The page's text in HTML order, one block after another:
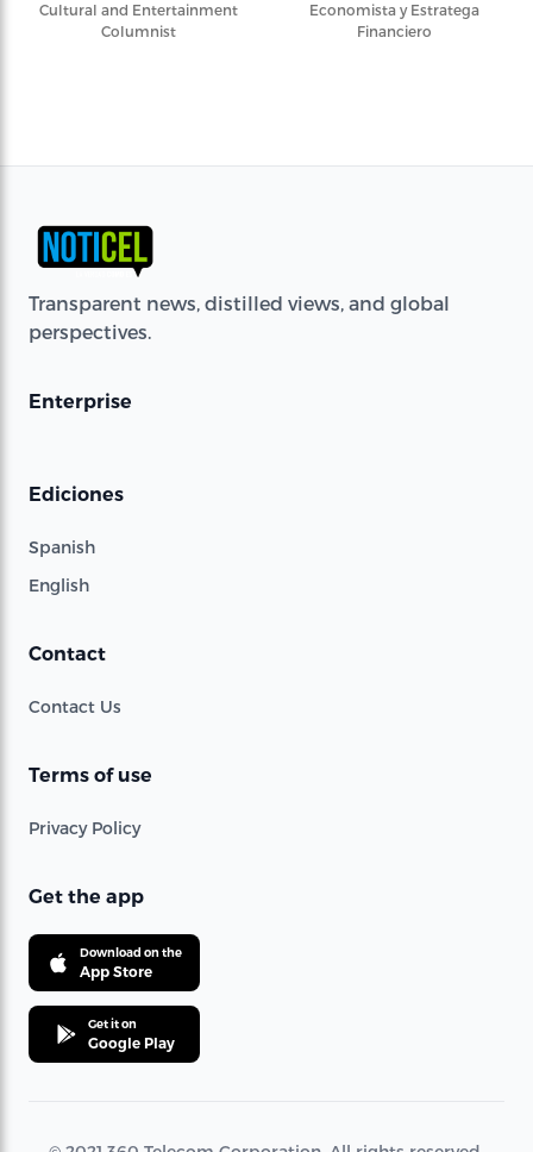
Cultural and Entertainment
Columnist
Economista y Estratega
Financiero
Transparent news, distilled views, and global
perspectives.
Enterprise
Ediciones
Spanish
English
Contact
Contact Us
Terms of use
Privacy Policy
Get the app
Download on the
App Store
Get it on
Google Play